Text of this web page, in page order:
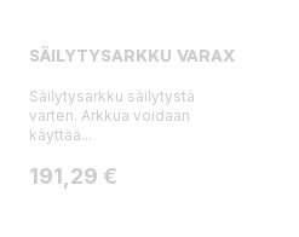
SÄILYTYSARKKU VARAX
Säilytysarkku säilytystä
varten. Arkkua voidaan
käyttää...
Hinta
191,29 €